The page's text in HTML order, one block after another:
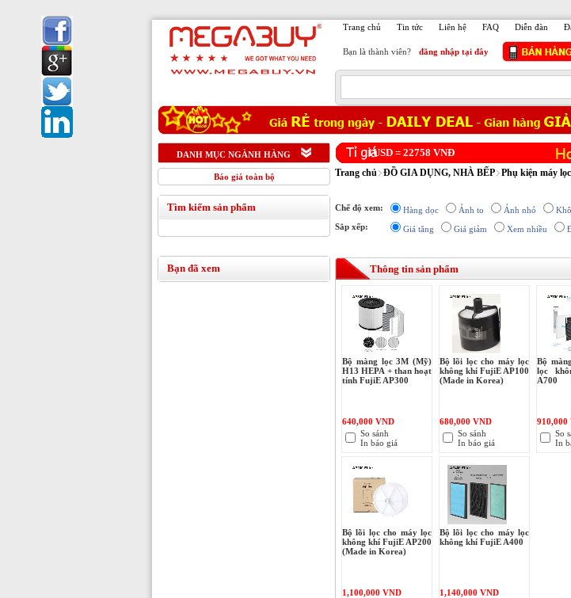
Trang chủ Tin tức Liên hệ FAQ Diễn đàn
Bạn là thành viên?
đăng nhập tại đây
DANH MỤC NGÀNH HÀNG
Báo giá toàn bộ
Tìm kiếm sản phẩm
Bạn đã xem
1USD = 22758 VNĐ
Trang chủ ĐỒ GIA DỤNG, NHÀ BẾP Phụ kiện máy
Chế độ xem: Hàng dọc Ảnh to Ảnh nhỏ
Sắp xếp:
Giá tăng Giá giảm Xem nhiều
Thông tin sản phẩm
Bộ màng lọc 3M (Mỹ)
H13 HEPA + than hoạt
tính FujiE AP300
640,000 VND
So sánh
In báo giá
Bộ lõi lọc cho máy lọc
không khí FujiE AP100
(Made in Korea)
680,000 VND
So sánh
In báo giá
Bộ
lọc
A700
910,000
So
In
Bộ lõi lọc cho máy lọc
không khí FujiE AP200
(Made in Korea)
1,100,000 VND
Bộ lõi lọc cho máy lọc
không khí FujiE A400
1,140,000 VND